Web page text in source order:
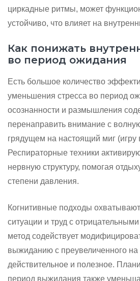
циркадные ритмы, может
устойчиво, что влияет на
Как понижать
во период ожидания
Есть большое количество
уменьшения стресса во период
осознанности и размышления
перенаправить внимание с
грядущем на настоящий миг (игру
Респираторные техники
нервную структуру, помогая
степени давления.
Когнитивные подходы
ситуации и труд с
метод содействует
выжиданию с преувеличенного на
действительное и полезное.
период выжидания также